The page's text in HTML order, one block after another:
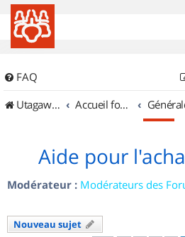
FAQ
UtagawaVTT (Randos VTT et VTTAE avec traces GPS)
Accueil forum
Aide pour
Modérateur : Modérateurs des
Nouveau sujet